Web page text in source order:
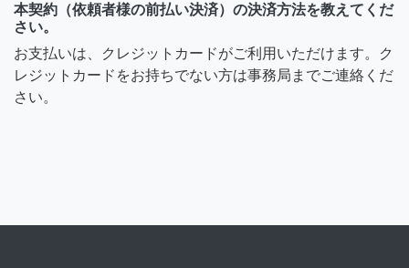
本契約（依頼者様の前払い決済）の決済方法を教えてくだ
さい。
お支払いは、クレジットカードがご利用いただけます。ク
レジットカードをお持ちでない方は事務局までご連絡くだ
さい。